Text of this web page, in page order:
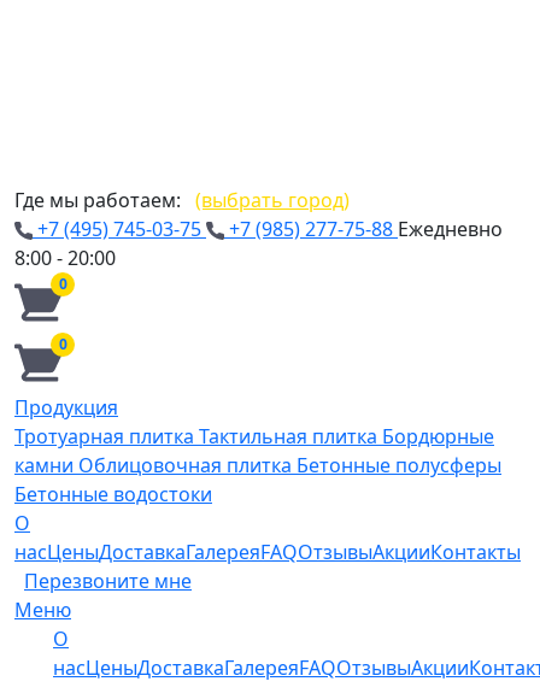
Где мы работаем: (выбрать город)
+7 (495) 745-03-75
+7 (985) 277-75-88 Ежедневно
8:00 - 20:00
0
0
Продукция
Тротуарная плитка Тактильная плитка Бордюрные
камни Облицовочная плитка Бетонные полусферы
Бетонные водостоки
О
насЦеныДоставкаГалереяFAQОтзывыАкцииКонтакты
Перезвоните мне
Меню
О
насЦеныДоставкаГалереяFAQОтзывыАкции